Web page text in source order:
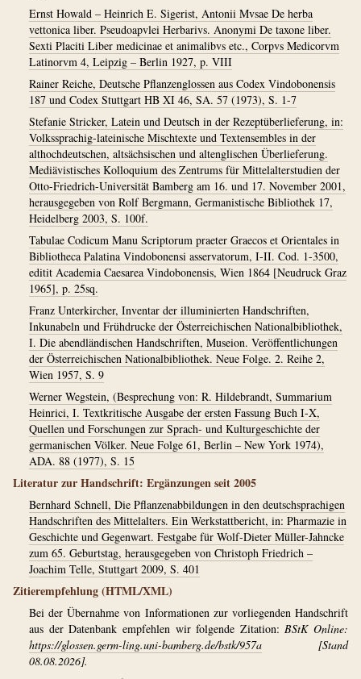
Ernst Howald – Heinrich E. Sigerist, Antonii Mvsae De herba
vettonica liber. Pseudoapvlei Herbarivs. Anonymi De taxone liber.
Sexti Placiti Liber medicinae et animalibvs etc., Corpvs Medicorvm
Latinorvm 4, Leipzig – Berlin 1927, p. VIII
Rainer Reiche, Deutsche Pflanzenglossen aus Codex Vindobonensis
187 und Codex Stuttgart HB XI 46, SA. 57 (1973), S. 1-7
Stefanie Stricker, Latein und Deutsch in der Rezeptüberlieferung, in:
Volkssprachig-lateinische Mischtexte und Textensembles in der
althochdeutschen, altsächsischen und altenglischen Überlieferung.
Mediävistisches Kolloquium des Zentrums für Mittelalterstudien der
Otto-Friedrich-Universität Bamberg am 16. und 17. November 2001,
herausgegeben von Rolf Bergmann, Germanistische Bibliothek 17,
Heidelberg 2003, S. 100f.
Tabulae Codicum Manu Scriptorum praeter Graecos et Orientales in
Bibliotheca Palatina Vindobonensi asservatorum, I-II. Cod. 1-3500,
editit Academia Caesarea Vindobonensis, Wien 1864 [Neudruck Graz
1965], p. 25sq.
Franz Unterkircher, Inventar der illuminierten Handschriften,
Inkunabeln und Frühdrucke der Österreichischen Nationalbibliothek,
I. Die abendländischen Handschriften, Museion. Veröffentlichungen
der Österreichischen Nationalbibliothek. Neue Folge. 2. Reihe 2,
Wien 1957, S. 9
Werner Wegstein, (Besprechung von: R. Hildebrandt, Summarium
Heinrici, I. Textkritische Ausgabe der ersten Fassung Buch I-X,
Quellen und Forschungen zur Sprach- und Kulturgeschichte der
germanischen Völker. Neue Folge 61, Berlin – New York 1974),
ADA. 88 (1977), S. 15
Literatur zur Handschrift: Ergänzungen seit 2005
Bernhard Schnell, Die Pflanzenabbildungen in den deutschsprachigen
Handschriften des Mittelalters. Ein Werkstattbericht, in: Pharmazie in
Geschichte und Gegenwart. Festgabe für Wolf-Dieter Müller-Jahncke
zum 65. Geburtstag, herausgegeben von Christoph Friedrich –
Joachim Telle, Stuttgart 2009, S. 401
Zitierempfehlung (HTML/XML)
Bei der Übernahme von Informationen zur vorliegenden Handschrift
aus der Datenbank empfehlen wir folgende Zitation:BStK Online:
https://glossen.germ-ling.uni-bamberg.de/bstk/957a [Stand
08.08.2026].